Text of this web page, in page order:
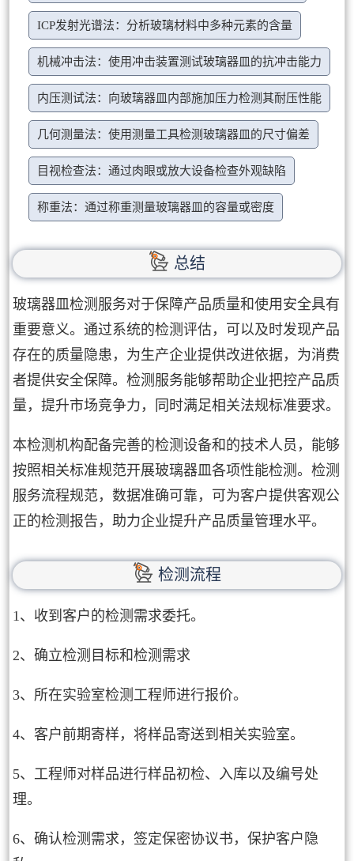
ICP发射光谱法：分析玻璃材料中多种元素的含量
机械冲击法：使用冲击装置测试玻璃器皿的抗冲击能力
内压测试法：向玻璃器皿内部施加压力检测其耐压性能
几何测量法：使用测量工具检测玻璃器皿的尺寸偏差
目视检查法：通过肉眼或放大设备检查外观缺陷
称重法：通过称重测量玻璃器皿的容量或密度
总结
玻璃器皿检测服务对于保障产品质量和使用安全具有
重要意义。通过系统的检测评估，可以及时发现产品
存在的质量隐患，为生产企业提供改进依据，为消费
者提供安全保障。检测服务能够帮助企业把控产品质
量，提升市场竞争力，同时满足相关法规标准要求。
本检测机构配备完善的检测设备和的技术人员，能够
按照相关标准规范开展玻璃器皿各项性能检测。检测
服务流程规范，数据准确可靠，可为客户提供客观公
正的检测报告，助力企业提升产品质量管理水平。
检测流程
1、收到客户的检测需求委托。
2、确立检测目标和检测需求
3、所在实验室检测工程师进行报价。
4、客户前期寄样，将样品寄送到相关实验室。
5、工程师对样品进行样品初检、入库以及编号处
理。
6、确认检测需求，签定保密协议书，保护客户隐